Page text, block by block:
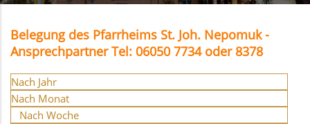
Belegung des Pfarrheims St. Joh. Nepomuk -
Ansprechpartner Tel: 06050 7734 oder 8378
Nach Jahr
Nach Monat
Nach Woche